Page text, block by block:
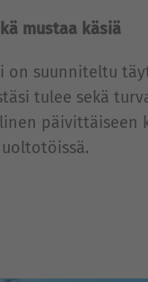
mustaa käsiä
on suunniteltu
tulee sekä
päivittäiseen